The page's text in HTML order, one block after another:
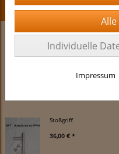
Stoßgriff flach gebogen
69,90 € *
Stoßgriff
36,00 € *
Individuelle
Impressum